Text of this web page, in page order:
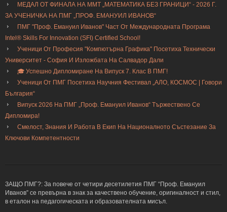
МЕДАЛ ОТ ФИНАЛА НА ММТ „МАТЕМАТИКА БЕЗ ГРАНИЦИ“ - 2026 Г.
ЗА УЧЕНИЧКА НА ПМГ „ПРОФ. ЕМАНУИЛ ИВАНОВ“
ПМГ "Проф. Емануил Иванов" Част От Международната Програма
Intel® Skills For Innovation (SFI) Certified School!
Ученици От Професия "Компютърна Графика" Посетиха Технически
Университет - София И Изложбата На Салвадор Дали
🎓 Успешно Дипломиране На Випуск 7. Клас В ПМГ!
Ученици От ПМГ Посетиха Научния Фестивал „АЛО, КОСМОС | Говори
България“
Випуск 2026 На ПМГ „Проф. Емануил Иванов“ Тържествено Се
Дипломира!
Смелост, Знания И Работа В Екип На Националното Състезание За
Ключови Компетентности
ЗАЩО ПМГ?: За повече от четири десетилетия ПМГ “Проф. Емануил
Иванов” се превърна в знак за качествено обучение, оригиналност и стил,
в еталон на педагогическата и образователната мисъл.